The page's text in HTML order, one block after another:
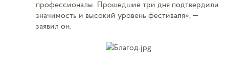
профессионалы. Прошедшие три дня подтвердили
значимость и высокий уровень фестиваля», –
заявил он.